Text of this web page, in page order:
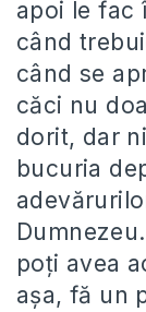
apoi le fac
când
când se
căci nu
dorit, dar
bucuria
poți avea
așa, fă un